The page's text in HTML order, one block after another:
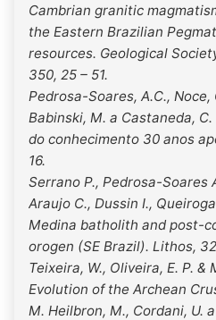
Cambrian granitic
the Eastern Brazilian
resources. Geological
350, 25 – 51.
Pedrosa-Soares, A.C., Noce,
Babinski, M. a Castaneda,
do conhecimento 30 anos
16.
Serrano P., Pedrosa-Soares
Araujo C., Dussin I.,
Medina batholith and post-
orogen (SE Brazil). Lithos,
Teixeira, W., Oliveira, E. P. &
Evolution of the Archean
M. Heilbron, M., Cordani, U.